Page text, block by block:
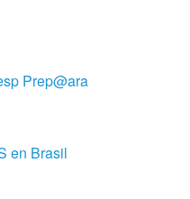
Prep@ara
en Brasil